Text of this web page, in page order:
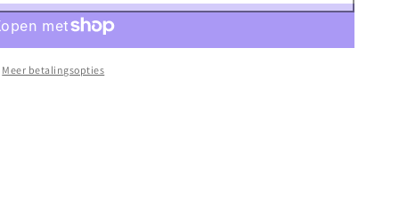
Meer betalingsopties